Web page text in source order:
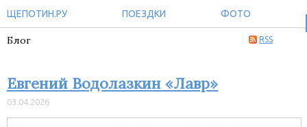
ЩЕПОТИН.РУ ПОЕЗДКИ ФОТО
RSS
Блог
Евгений Водолазкин «Лавр»
03.04.2026